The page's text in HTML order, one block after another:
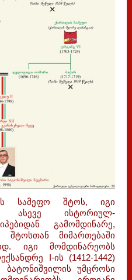
სამეფო შტოს, იგი
ასევე ისტორიულ-
გამომდინარე,
შტოსთან მიმართებაში
იგი მომდინარეობს
I-ის (1412-1442)
უმცროსი